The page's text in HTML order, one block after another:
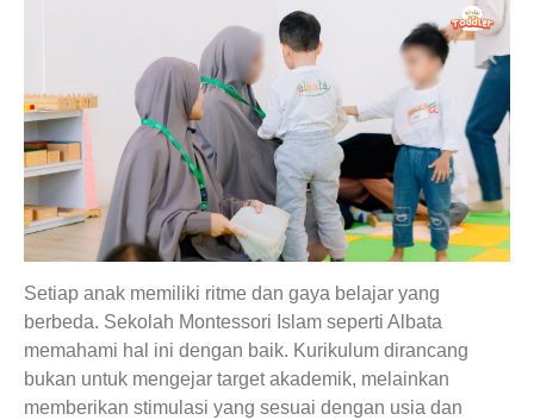
Setiap anak memiliki ritme dan gaya belajar yang
berbeda. Sekolah Montessori Islam seperti Albata
memahami hal ini dengan baik. Kurikulum dirancang
bukan untuk mengejar target akademik, melainkan
memberikan stimulasi yang sesuai dengan usia dan